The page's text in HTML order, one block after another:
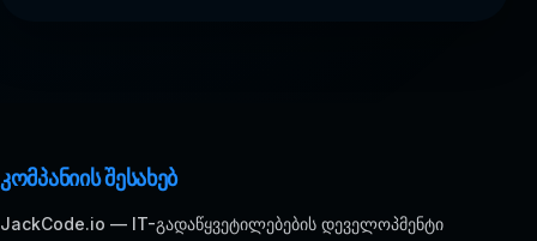
კომპანიის შესახებ
JackCode.io — IT-გადაწყვეტილებების დეველოპმენტი